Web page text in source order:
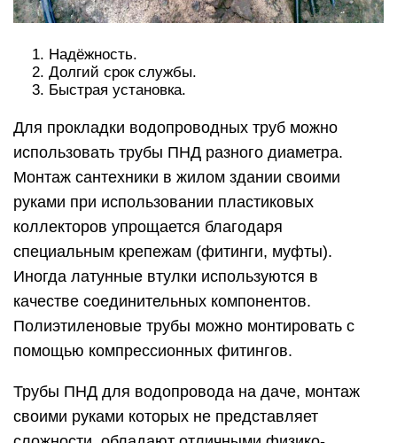
Надёжность.
Долгий срок службы.
Быстрая установка.
Для прокладки водопроводных труб можно
использовать трубы ПНД разного диаметра.
Монтаж сантехники в жилом здании своими
руками при использовании пластиковых
коллекторов упрощается благодаря
специальным крепежам (фитинги, муфты).
Иногда латунные втулки используются в
качестве соединительных компонентов.
Полиэтиленовые трубы можно монтировать с
помощью компрессионных фитингов.
Трубы ПНД для водопровода на даче, монтаж
своими руками которых не представляет